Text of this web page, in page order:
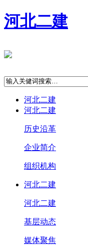
河北二建
河北二建
河北二建
历史沿革
企业简介
组织机构
河北二建
河北二建
基层动态
媒体聚焦